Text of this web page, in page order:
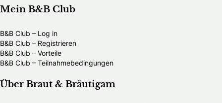
Mein B&B Club
B&B Club – Log in
B&B Club – Registrieren
B&B Club – Vorteile
B&B Club – Teilnahmebedingungen
Über Braut & Bräutigam